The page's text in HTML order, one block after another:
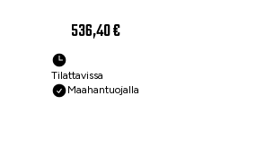
536,40 €
Tilattavissa
Maahantuojalla